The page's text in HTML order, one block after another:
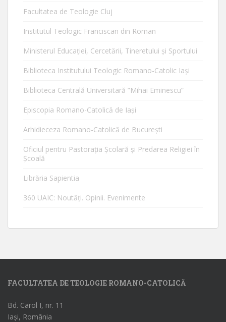
Facultatea de Teologie Cluj
Institutul Teologic Franciscan din Roman
Ministerul Educaţiei, Cercetării, Tineretului şi Sportului
Biblioteca Institutului Teologic Romano-Catolic Iaşi
Biblioteca Centrală Universitară ”Mihai Eminescu”
Episcopia Romano-Catolică de Iaşi
Arhidieceza Romano-Catolică de Bucureşti
Oficiul pentru Pastorația Școlară și Predarea Religiei în
Școală
Librăria Sapientia
360 UAIC: Noutăţi. Opinii. Evenimente
FACULTATEA DE TEOLOGIE ROMANO-CATOLICĂ
Bd. Carol I, nr. 11
Iași, România